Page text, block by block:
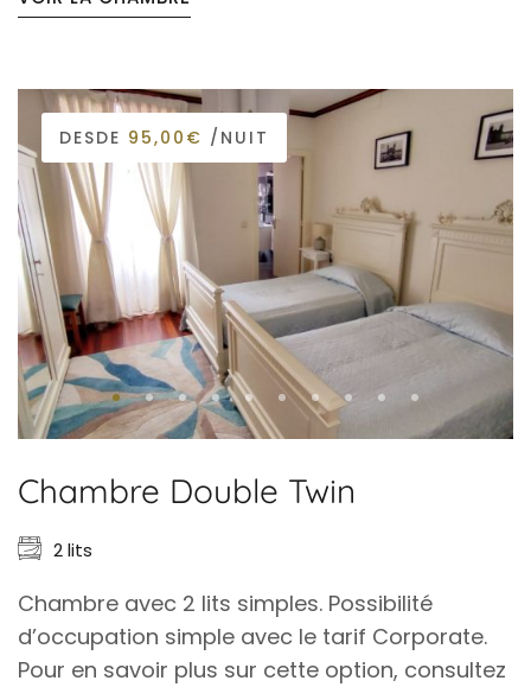
DESDE 95,00€ /NUIT
Chambre Double Twin
2 lits
Chambre avec 2 lits simples. Possibilité
d’occupation simple avec le tarif Corporate.
Pour en savoir plus sur cette option, consultez